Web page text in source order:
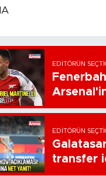
EDITÖRÜN
EDITÖRÜN
transfer